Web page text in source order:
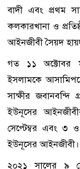
বাদী এবং প্রথম
কলকারখানা ও
আইনজীবী সৈয়দ
গত ১১ অক্টোবর
ইসলামকে
সাক্ষীর
ইউনূসের
সেপ্টেম্বর এবং ৩
ইউনূসের আইনজীবী।
২০২১ সালের ৯